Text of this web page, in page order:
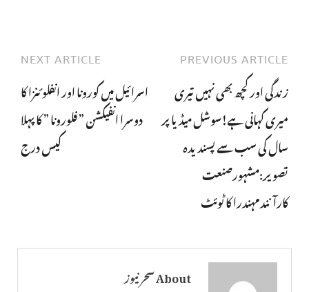
PREVIOUS ARTICLE
زندگی اور کچھ بھی نہیں تیری
میری کہانی ہے!سوشل میڈیا پر
سال کی سب سے پسندیدہ
تصویر:مشہورصنعت
کارآنندمہندرا کا ٹوئٹ
NEXT ARTICLE
اسرائیل میں کورونا اور انفلوئنزا کا
دوسرا انفیکشن ” فلورونا ” کا پہلا
کیس درج
About سحر نیوز